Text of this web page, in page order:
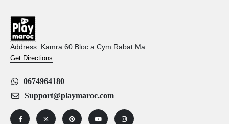
Address: Kamra 60 Bloc a Cym Rabat Ma
Get Directions
0674964180
Support@playmaroc.com